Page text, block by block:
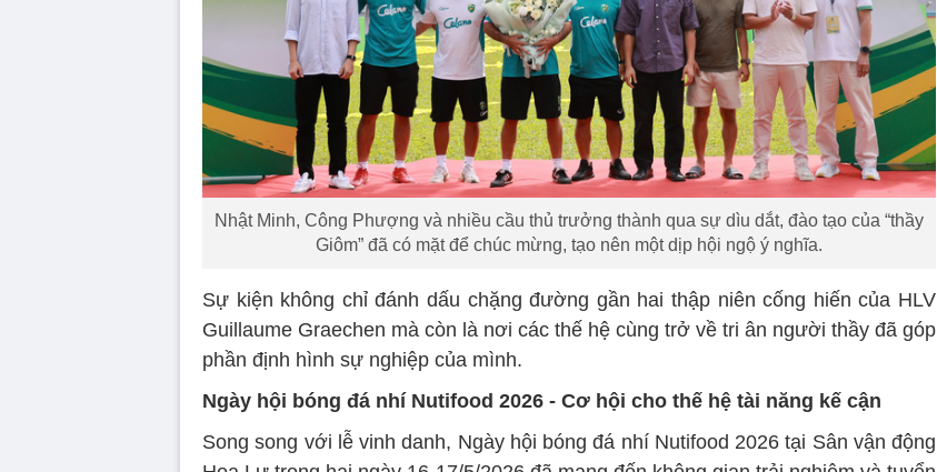
Nhật Minh, Công Phượng và nhiều cầu thủ trưởng thành qua sự dìu dắt, đào tạo của “thầy
Giôm” đã có mặt để chúc mừng, tạo nên một dịp hội ngộ ý nghĩa.
Sự kiện không chỉ đánh dấu chặng đường gần hai thập niên cống hiến của HLV
Guillaume Graechen mà còn là nơi các thế hệ cùng trở về tri ân người thầy đã góp
phần định hình sự nghiệp của mình.
Ngày hội bóng đá nhí Nutifood 2026 - Cơ hội cho thế hệ tài năng kế cận
Song song với lễ vinh danh, Ngày hội bóng đá nhí Nutifood 2026 tại Sân vận động